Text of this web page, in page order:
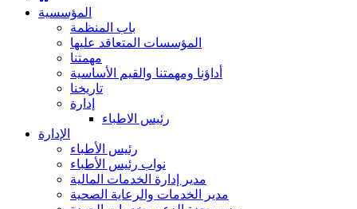
المؤسسية
باب المنظمة
المؤسسات المتعاقد عليها
مهمتنا
أداؤنا ومهمتنا والقيم الأساسية
تاريخنا
إدارة
رئيس الاطباء
الإدارة
رئيس الأطباء
نواب رئيس الأطباء
مدير إدارة الخدمات المالية
مدير الخدمات والرعاية الصحية